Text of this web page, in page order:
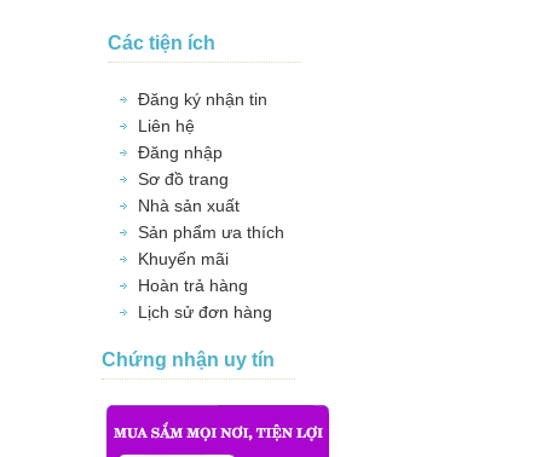
Các tiện ích
Đăng ký nhận tin
Liên hệ
Đăng nhập
Sơ đồ trang
Nhà sản xuất
Sản phẩm ưa thích
Khuyến mãi
Hoàn trả hàng
Lịch sử đơn hàng
Chứng nhận uy tín